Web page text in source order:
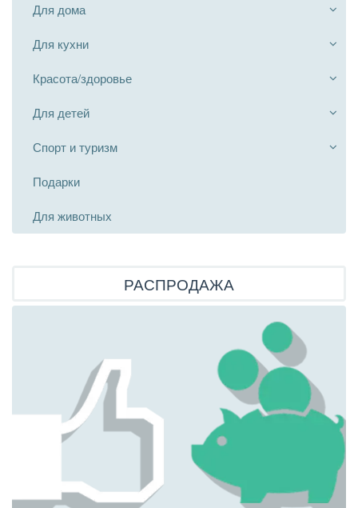
Для дома
Для кухни
Красота/здоровье
Для детей
Спорт и туризм
Подарки
Для животных
РАСПРОДАЖА